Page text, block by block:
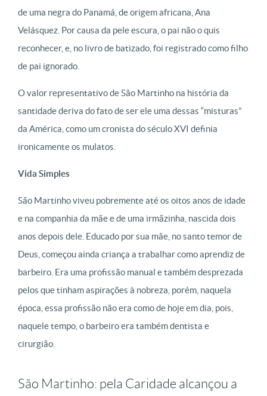
de uma negra do Panamá, de origem africana, Ana
Velásquez. Por causa da pele escura, o pai não o quis
reconhecer, e, no livro de batizado, foi registrado como filho
de pai ignorado.
O valor representativo de São Martinho na história da
santidade deriva do fato de ser ele uma dessas “misturas”
da América, como um cronista do século XVI definia
ironicamente os mulatos.
Vida Simples
São Martinho viveu pobremente até os oitos anos de idade
e na companhia da mãe e de uma irmãzinha, nascida dois
anos depois dele. Educado por sua mãe, no santo temor de
Deus, começou ainda criança a trabalhar como aprendiz de
barbeiro. Era uma profissão manual e também desprezada
pelos que tinham aspirações à nobreza, porém, naquela
época, essa profissão não era como de hoje em dia, pois,
naquele tempo, o barbeiro era também dentista e
cirurgião.
São Martinho: pela Caridade alcançou a